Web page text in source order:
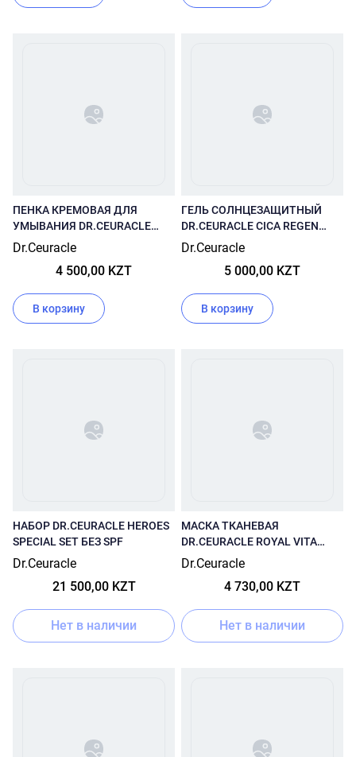
ПЕНКА КРЕМОВАЯ ДЛЯ
УМЫВАНИЯ DR.CEURACLE
PRO BALANCE CREAMY
Dr.Ceuracle
4 500,00 KZT
В корзину
ГЕЛЬ СОЛНЦЕЗАЩИТНЫЙ
DR.CEURACLE CICA REGEN
VEGAN SUN SPF50 50 МЛ
Dr.Ceuracle
5 000,00 KZT
В корзину
НАБОР DR.CEURACLE HEROES
SPECIAL SET БЕЗ SPF
Dr.Ceuracle
21 500,00 KZT
Нет в наличии
МАСКА ТКАНЕВАЯ
DR.CEURACLE ROYAL VITA
PROPOLIS ANTIOXIDANT MASK
Dr.Ceuracle
4 730,00 KZT
Нет в наличии